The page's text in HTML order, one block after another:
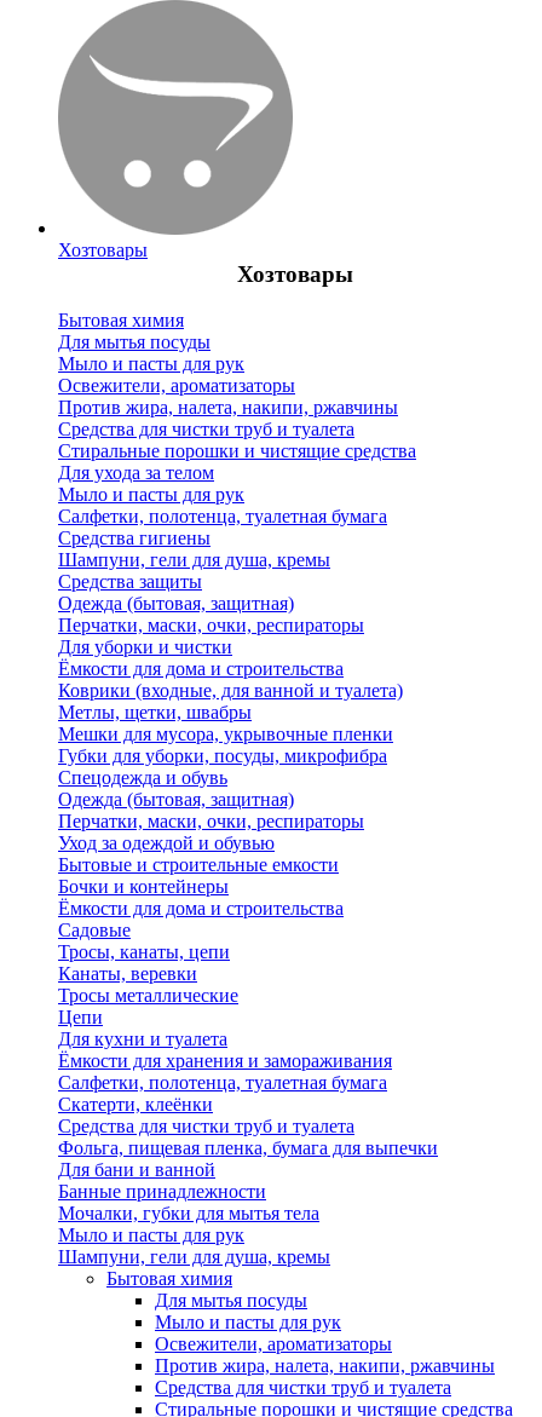
Хозтовары
Хозтовары
Бытовая химия
Для мытья посуды
Мыло и пасты для рук
Освежители, ароматизаторы
Против жира, налета, накипи, ржавчины
Средства для чистки труб и туалета
Стиральные порошки и чистящие средства
Для ухода за телом
Мыло и пасты для рук
Салфетки, полотенца, туалетная бумага
Средства гигиены
Шампуни, гели для душа, кремы
Средства защиты
Одежда (бытовая, защитная)
Перчатки, маски, очки, респираторы
Для уборки и чистки
Ёмкости для дома и строительства
Коврики (входные, для ванной и туалета)
Метлы, щетки, швабры
Мешки для мусора, укрывочные пленки
Губки для уборки, посуды, микрофибра
Спецодежда и обувь
Одежда (бытовая, защитная)
Перчатки, маски, очки, респираторы
Уход за одеждой и обувью
Бытовые и строительные емкости
Бочки и контейнеры
Ёмкости для дома и строительства
Садовые
Тросы, канаты, цепи
Канаты, веревки
Тросы металлические
Цепи
Для кухни и туалета
Ёмкости для хранения и замораживания
Салфетки, полотенца, туалетная бумага
Скатерти, клеёнки
Средства для чистки труб и туалета
Фольга, пищевая пленка, бумага для выпечки
Для бани и ванной
Банные принадлежности
Мочалки, губки для мытья тела
Мыло и пасты для рук
Шампуни, гели для душа, кремы
Бытовая химия
Для мытья посуды
Мыло и пасты для рук
Освежители, ароматизаторы
Против жира, налета, накипи, ржавчины
Средства для чистки труб и туалета
Стиральные порошки и чистящие средства